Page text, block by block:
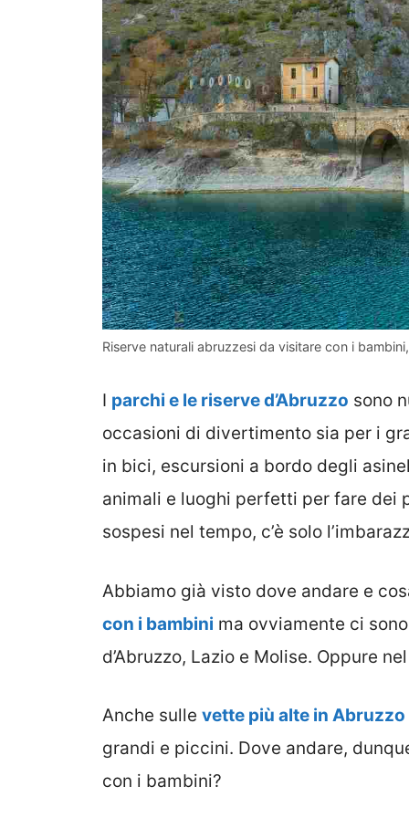
Riserve naturali abruzzesi da visitare con i
I parchi e le riserve d’Abruzzo sono
occasioni di divertimento sia per i
in bici, escursioni a bordo degli
animali e luoghi perfetti per fare dei
sospesi nel tempo, c’è solo
Abbiamo già visto dove andare e
con i bambini ma ovviamente ci
d’Abruzzo, Lazio e Molise. Oppure
Anche sulle vette più alte in Abruzzo
grandi e piccini. Dove andare,
con i bambini?